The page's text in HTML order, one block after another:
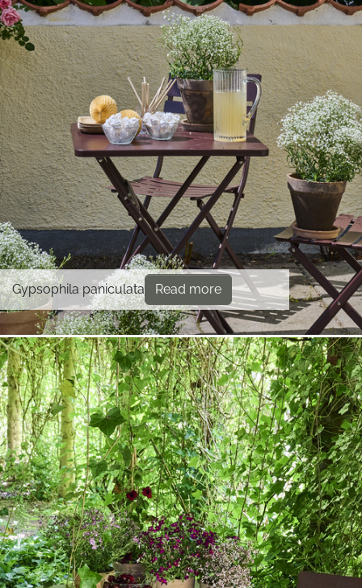
Gypsophila paniculata Read more